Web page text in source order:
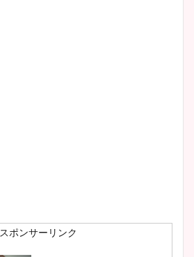
スポンサーリンク